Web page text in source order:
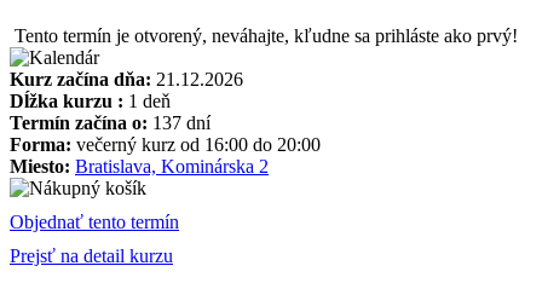
Tento termín je otvorený, neváhajte, kľudne sa prihláste ako prvý!
Kurz začína dňa: 21.12.2026
Dĺžka kurzu : 1 deň
Termín začína o: 137 dní
Forma: večerný kurz od 16:00 do 20:00
Miesto: Bratislava, Kominárska 2
Objednať tento termín
Prejsť na detail kurzu